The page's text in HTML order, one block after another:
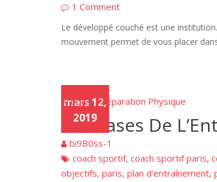
1 Comment
Le développé couché est une
mouvement permet de vous placer
mars 12,
2019
Articles , Préparation Physique
Les Bases De
bi9B0ss-1
coach sportif, coach sportif paris,
objectifs, paris, plan d'entraînement,